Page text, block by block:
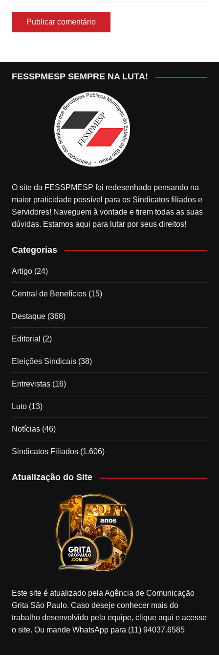
FESSPMESP SEMPRE NA LUTA!
O site da FESSPMESP foi redesenhado pensando na
maior praticidade possível para os Sindicatos filiados e
Servidores! Naveguem à vontade e tirem todas as suas
dúvidas. Estamos aqui para lutar por seus direitos!
Categorias
Artigo(24)
Central de Benefícios(15)
Destaque(368)
Editorial (2)
Eleições Sindicais(38)
Entrevistas(16)
Luto(13)
Notícias(46)
Sindicatos Filiados(1.606)
Atualização do Site
Este site é atualizado pela Agência de Comunicação
Grita São Paulo. Caso deseje conhecer mais do
trabalho desenvolvido pela equipe, clique aqui e acesse
o site. Ou mande WhatsApp para (11) 94037.6585